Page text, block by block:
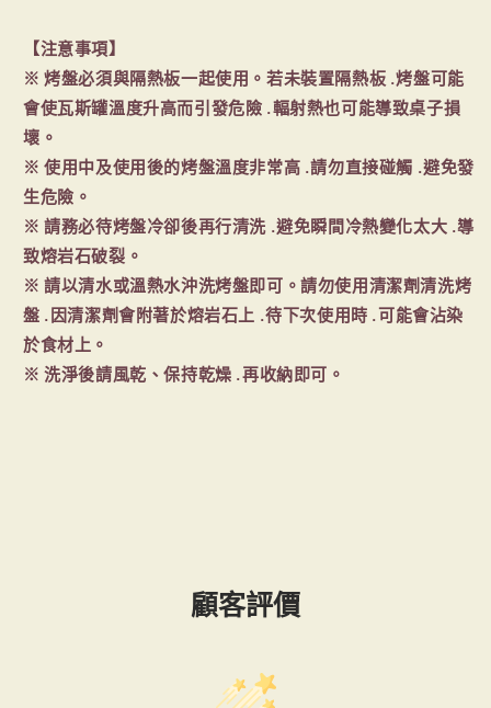
【注意事項】
※ 烤盤必須與隔熱板一起使用。若未裝置隔熱板 .烤盤可能
會使瓦斯罐溫度升高而引發危險 .輻射熱也可能導致桌子損
壞。
※ 使用中及使用後的烤盤溫度非常高 .請勿直接碰觸 .避免發
生危險。
※ 請務必待烤盤冷卻後再行清洗 .避免瞬間冷熱變化太大 .導
致熔岩石破裂。
※ 請以清水或溫熱水沖洗烤盤即可。請勿使用清潔劑清洗烤
盤 .因清潔劑會附著於熔岩石上 .待下次使用時 .可能會沾染
於食材上。
※ 洗淨後請風乾、保持乾燥 .再收納即可。
顧客評價